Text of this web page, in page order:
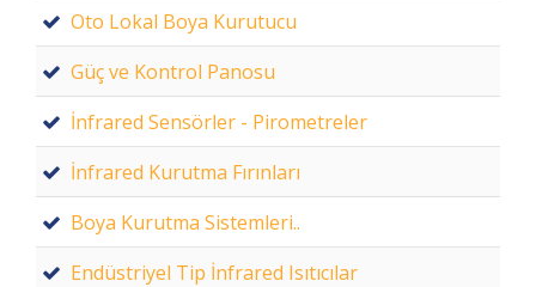
Oto Lokal Boya Kurutucu
Güç ve Kontrol Panosu
İnfrared Sensörler - Pirometreler
İnfrared Kurutma Fırınları
Boya Kurutma Sistemleri..
Endüstriyel Tip İnfrared Isıtıcılar